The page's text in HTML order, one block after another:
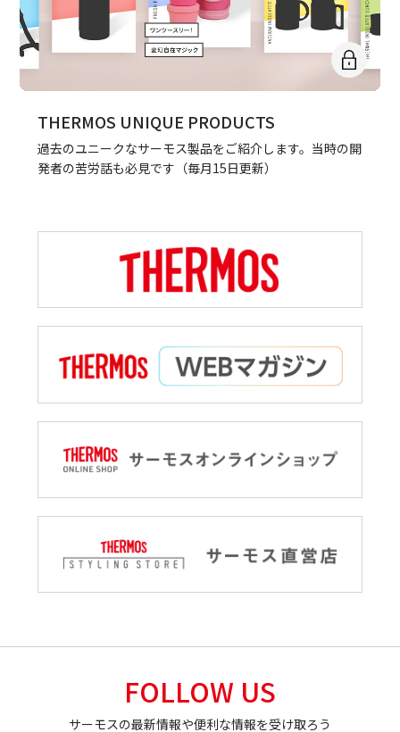
THERMOS UNIQUE PRODUCTS
過去のユニークなサーモス製品をご紹介します。当時の開
発者の苦労話も必見です（毎月15日更新）
FOLLOW US
サーモスの最新情報や便利な情報を受け取ろう